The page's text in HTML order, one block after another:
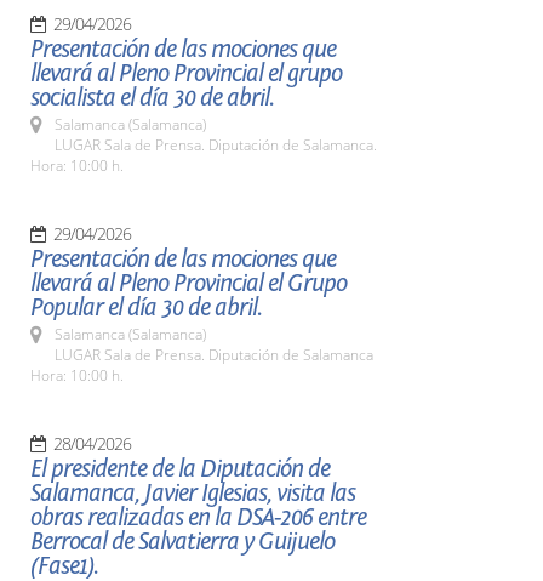
29/04/2026
Presentación de las mociones que
llevará al Pleno Provincial el grupo
socialista el día 30 de abril.
Salamanca (Salamanca)
LUGAR Sala de Prensa. Diputación de Salamanca.
Hora: 10:00 h.
29/04/2026
Presentación de las mociones que
llevará al Pleno Provincial el Grupo
Popular el día 30 de abril.
Salamanca (Salamanca)
LUGAR Sala de Prensa. Diputación de Salamanca
Hora: 10:00 h.
28/04/2026
El presidente de la Diputación de
Salamanca, Javier Iglesias, visita las
obras realizadas en la DSA-206 entre
Berrocal de Salvatierra y Guijuelo
(Fase1).